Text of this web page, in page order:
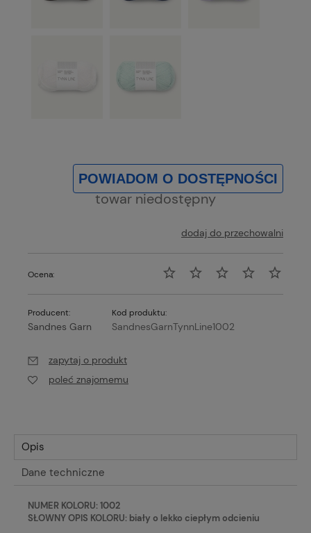
POWIADOM O DOSTĘPNOŚCI
towar niedostępny
dodaj do przechowalni
Ocena:
Producent:
Sandnes Garn
Kod produktu:
SandnesGarnTynnLine1002
zapytaj o produkt
poleć znajomemu
Opis
Dane techniczne
NUMER KOLORU: 1002
SŁOWNY OPIS KOLORU: biały o lekko ciepłym odcieniu